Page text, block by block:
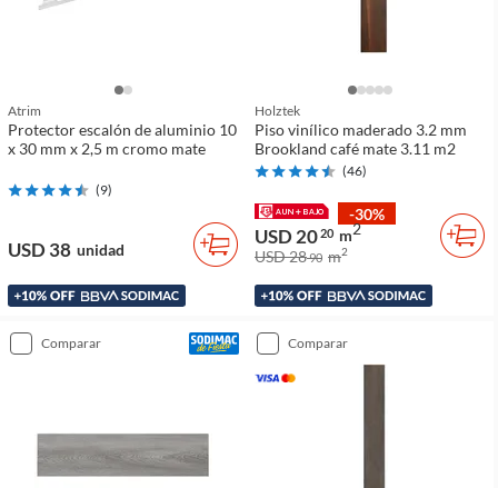
Atrim
Protector escalón de aluminio 10
x 30 mm x 2,5 m cromo mate
(9)
USD 38 unidad
Holztek
Piso vinílico maderado 3.2 mm
Brookland café mate 3.11 m2
(46)
-30%
USD 2020 m2
USD 2890 m2
comparar comparar